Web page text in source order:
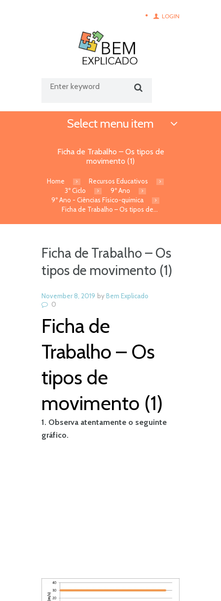
LOGIN
Select menu item
Ficha de Trabalho – Os tipos de
movimento (1)
Home
Recursos Educativos
3º Ciclo
9º Ano
9º Ano - Ciências Físico-quimica
Ficha de Trabalho – Os tipos de...
Ficha de Trabalho – Os
tipos de movimento (1)
November 8, 2019 byBem Explicado
0
Ficha de
Trabalho – Os
tipos de
movimento (1)
1. Observa atentamente o seguinte
gráfico.